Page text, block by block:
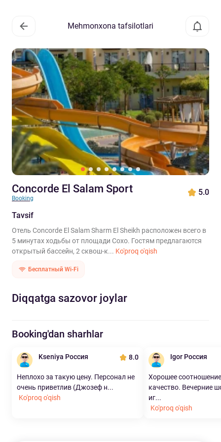
Mehmonxona tafsilotlari
Concorde El Salam Sport
Booking
5.0
Tavsif
Отель Concorde El Salam Sharm El Sheikh расположен всего в
5 минутах ходьбы от площади Сохо. Гостям предлагаются
открытый бассейн, 2 сквош-к... Ko'proq o'qish
Бесплатный Wi-Fi
Diqqatga sazovor joylar
Booking'dan sharhlar
Kseniya Россия 8.0
Неплохо за такую цену. Персонал не
очень приветлив (Джозеф н...
Ko'proq o'qish
Igor Россия
Хорошее
качество. Вечерние
иг...
Ko'proq o'qish